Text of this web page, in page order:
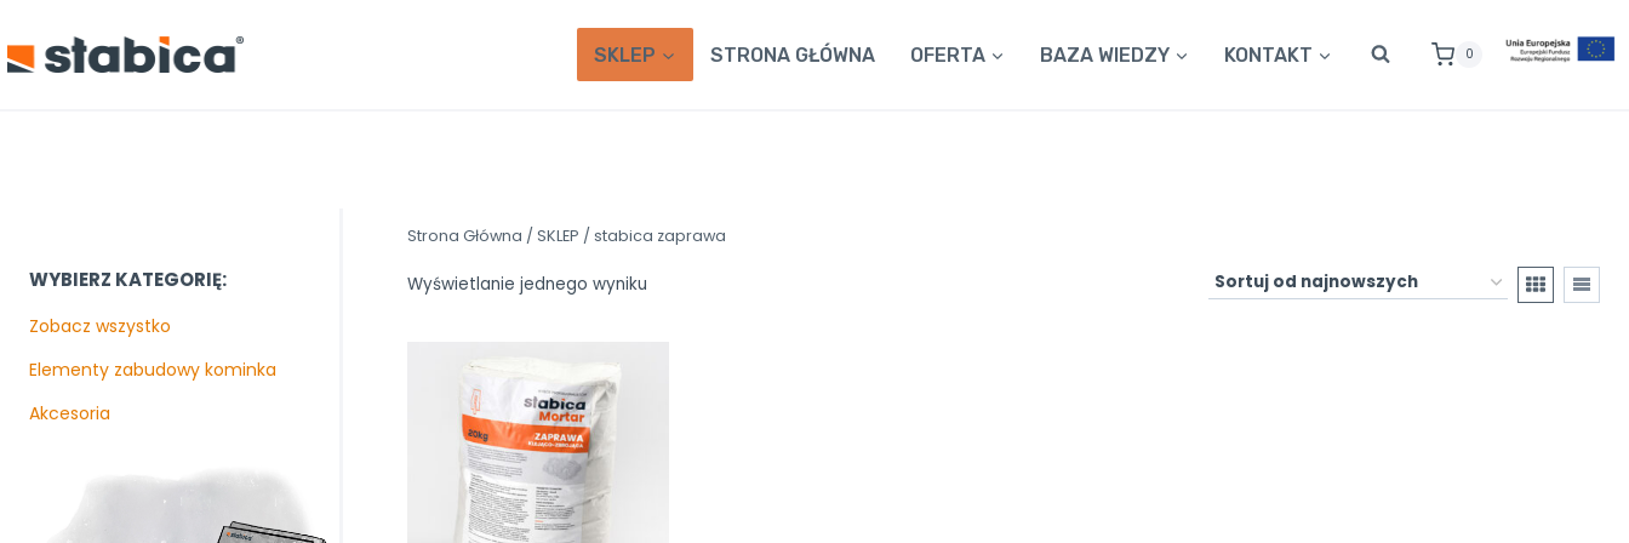
do
treści
SKLEP STRONA GŁÓWNA OFERTA BAZA WIEDZY KONTAKT 0
Strona Główna / SKLEP / stabica zaprawa
Wyświetlanie jednego wyniku
WYBIERZ KATEGORIĘ:
Zobacz wszystko
Elementy zabudowy kominka
Akcesoria